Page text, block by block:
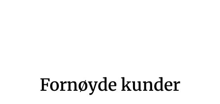
Fornøyde kunder